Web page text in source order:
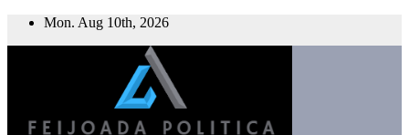
Skip
Mon. Aug 10th, 2026